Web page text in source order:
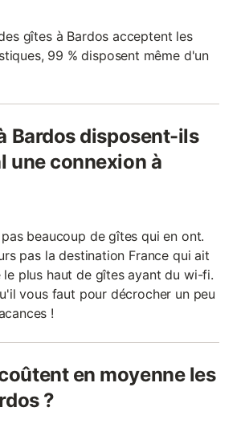
gîtes à Bardos acceptent les
99 % disposent même d'un
Bardos disposent-ils
une connexion à
beaucoup de gîtes qui en ont.
pas la destination France qui ait
le plus haut de gîtes ayant du wi-fi.
vous faut pour décrocher un peu
!
en moyenne les
?